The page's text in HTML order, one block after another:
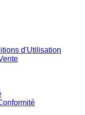
d'Utilisation